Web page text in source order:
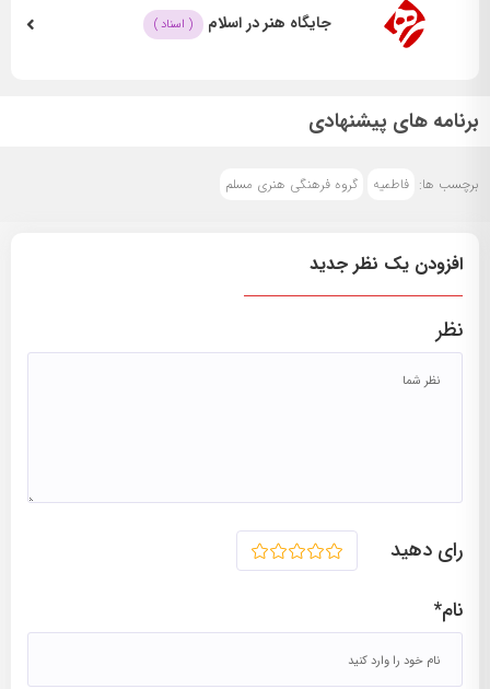
– محسن تقی زاده
– مهدی فرخی
– سید ماهان قاسمی
– مجید پارسا
جایگاه هنر در اسلام ( اسناد )
برنامه های پیشنهادی
برچسب ها: فاطمیه گروه فرهنگی هنری مسلم
افزودن یک نظر جدید
نظر
رای دهید 5
4
3
2
نام*